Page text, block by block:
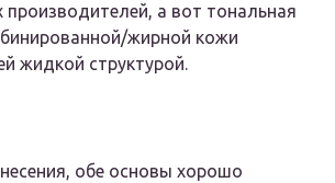
производителей, а вот тональная
жирной кожи
жидкой структурой.
обе основы хорошо